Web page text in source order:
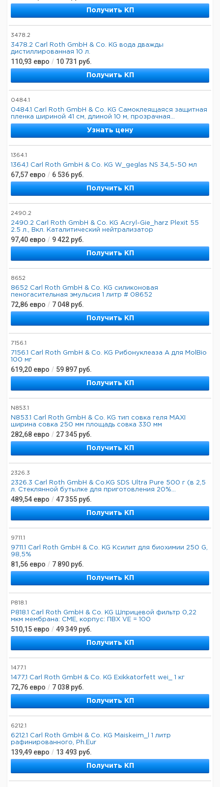
Получить КП
3478.2
3478.2 Carl Roth GmbH & Co. KG вода дважды
дистиллированная 10 л.
110,93 евро / 10 731 руб.
Получить КП
0484.1
0484.1 Carl Roth GmbH & Co. KG Самоклеящаяся защитная
пленка шириной 41 см, длиной 10 м, прозрачная...
Узнать цену
1364.1
1364,1 Carl Roth GmbH & Co. KG W_geglas NS 34,5-50 мл
67,57 евро / 6 536 руб.
Получить КП
2490.2
2490.2 Carl Roth GmbH & Co. KG Acryl-Gie_harz Plexit 55
2.5 л., Вкл. Каталитический нейтрализатор
97,40 евро / 9 422 руб.
Получить КП
8652
8652 Carl Roth GmbH & Co. KG силиконовая
пеногасительная эмульсия 1 литр # 08652
72,86 евро / 7 048 руб.
Получить КП
7156.1
7156.1 Carl Roth GmbH & Co. KG Рибонуклеаза A для MolBio
100 мг
619,20 евро / 59 897 руб.
Получить КП
N853.1
N853.1 Carl Roth GmbH & Co. KG тип совка геля MAXI
ширина совка 250 мм площадь совка 330 мм
282,68 евро / 27 345 руб.
Получить КП
2326.3
2326.3 Carl Roth GmbH & Co.KG SDS Ultra Pure 500 г (в 2,5
л. Стеклянной бутылке для приготовления 20%...
489,54 евро / 47 355 руб.
Получить КП
9711.1
9711.1 Carl Roth GmbH & Co. KG Ксилит для биохимии 250 G,
98,5%
81,56 евро / 7 890 руб.
Получить КП
P818.1
P818.1 Carl Roth GmbH & Co. KG Шприцевой фильтр 0,22
мкм мембрана: CME, корпус: ПВХ VE = 100
510,15 евро / 49 349 руб.
Получить КП
1477.1
1477,1 Carl Roth GmbH & Co. KG Exikkatorfett wei_ 1 кг
72,76 евро / 7 038 руб.
Получить КП
6212.1
6212.1 Carl Roth GmbH & Co. KG Maiskeim_l 1 литр
рафинированного, Ph.Eur
139,49 евро / 13 493 руб.
Получить КП